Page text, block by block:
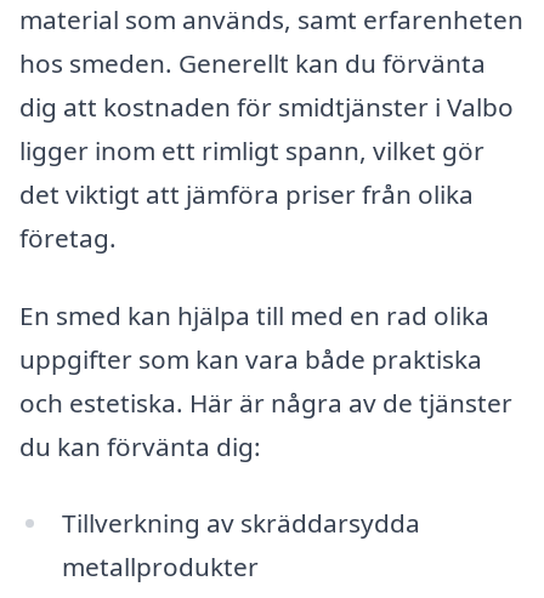
material som används, samt erfarenheten
hos smeden. Generellt kan du förvänta
dig att kostnaden för smidtjänster i Valbo
ligger inom ett rimligt spann, vilket gör
det viktigt att jämföra priser från olika
företag.
En smed kan hjälpa till med en rad olika
uppgifter som kan vara både praktiska
och estetiska. Här är några av de tjänster
du kan förvänta dig:
Tillverkning av skräddarsydda
metallprodukter